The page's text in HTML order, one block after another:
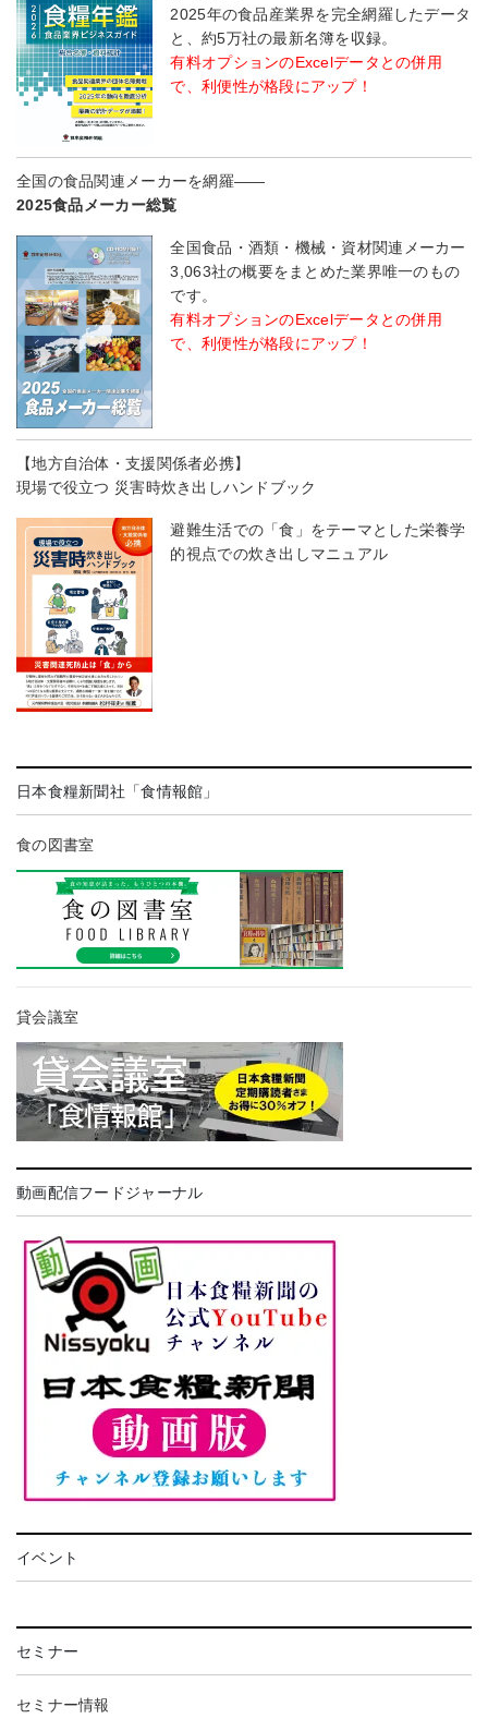
2025年の食品産業界を完全網羅したデータ
と、約5万社の最新名簿を収録。
有料オプションのExcelデータとの併用
で、利便性が格段にアップ！
全国の食品関連メーカーを網羅――
2025食品メーカー総覧
全国食品・酒類・機械・資材関連メーカー
3,063社の概要をまとめた業界唯一のもの
です。
有料オプションのExcelデータとの併用
で、利便性が格段にアップ！
【地方自治体・支援関係者必携】
現場で役立つ 災害時炊き出しハンドブック
避難生活での「食」をテーマとした栄養学
的視点での炊き出しマニュアル
日本食糧新聞社「食情報館」
食の図書室
貸会議室
動画配信フードジャーナル
イベント
セミナー
セミナー情報